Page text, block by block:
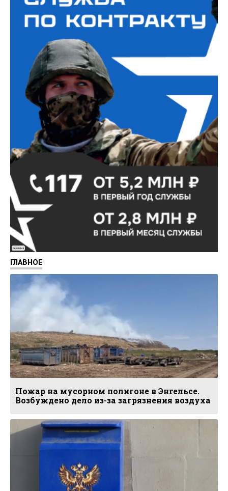
Реклама
ГЛАВНОЕ
Пожар на мусорном полигоне в Энгельсе.
Возбуждено дело из-за загрязнения воздуха